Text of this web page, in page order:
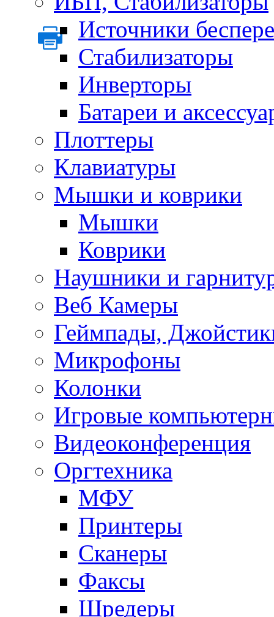
Источники
Стабилизаторы
Инверторы
Батареи и
Плоттеры
Клавиатуры
Мышки и коврики
Мышки
Коврики
Наушники и
Веб Камеры
Геймпады,
Микрофоны
Колонки
Игровые
Видеоконференция
Оргтехника
МФУ
Принтеры
Сканеры
Факсы
Шредеры